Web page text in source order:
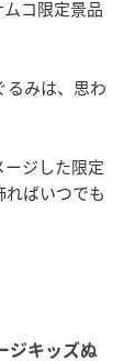
コ限定景品
るみは、思わ
ジした限定
ばいつでも
ジキッズぬ